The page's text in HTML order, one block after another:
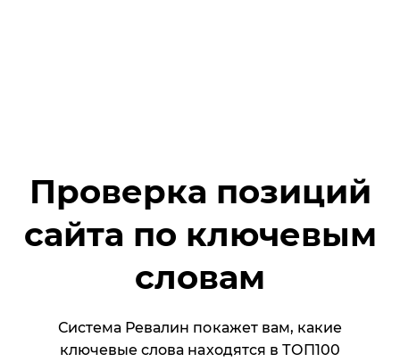
Проверка позиций
сайта по ключевым
словам
Система Ревалин покажет вам, какие
ключевые слова находятся в ТОП100